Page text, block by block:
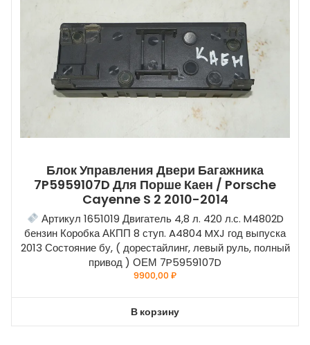
Блок Управления Двери Багажника
7P5959107D Для Порше Каен / Porsche
Cayenne S 2 2010-2014
Артикул 1651019 Двигатель 4,8 л. 420 л.с. M4802D
бензин Коробка АКПП 8 ступ. A4804 MXJ год выпуска
2013 Состояние бу, ( дорестайлинг, левый руль, полный
привод ) ОЕМ 7P5959107D
9900,00₽
В корзину